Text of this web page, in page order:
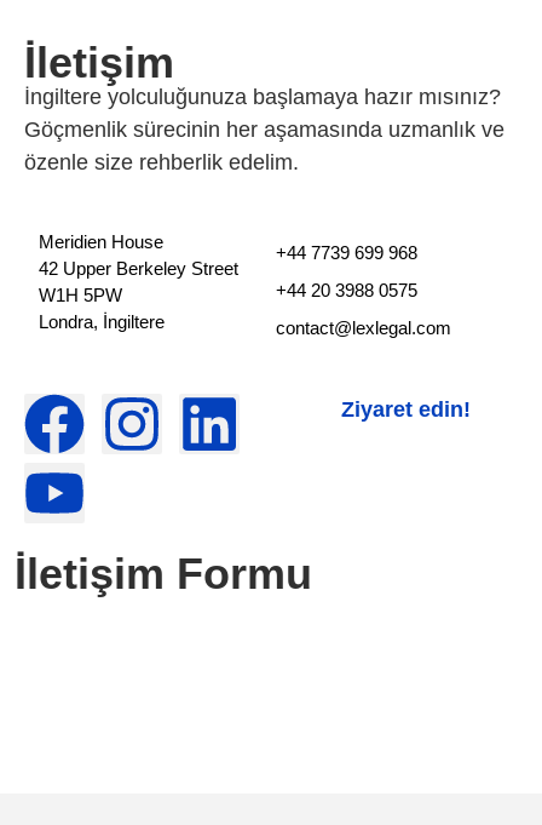
İletişim
İngiltere yolculuğunuza başlamaya hazır mısınız?
Göçmenlik sürecinin her aşamasında uzmanlık ve
özenle size rehberlik edelim.
Meridien House
42 Upper Berkeley Street
W1H 5PW
Londra, İngiltere
+44 7739 699 968
+44 20 3988 0575
contact@lexlegal.com
Ziyaret edin!
İletişim Formu